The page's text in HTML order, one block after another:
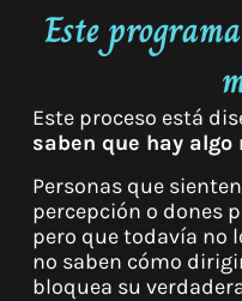
Este
Este proceso está
saben que hay algo
Personas que
percepción o dones
pero que todavía no
no saben cómo
bloquea su